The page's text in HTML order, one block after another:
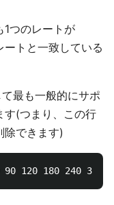
1つのレートが
トと一致している
最も一般的にサポ
す(つまり、この行
除できます)